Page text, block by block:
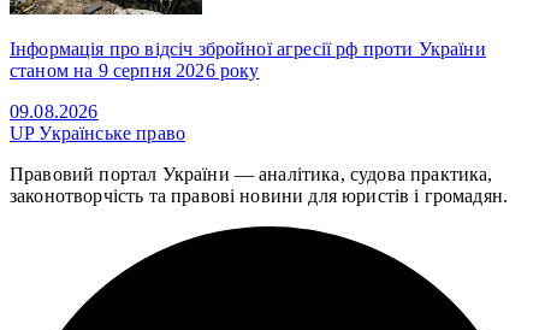
Інформація про відсіч збройної агресії рф проти України
станом на 9 серпня 2026 року
09.08.2026
UPУкраїнське право
Правовий портал України — аналітика, судова практика,
законотворчість та правові новини для юристів і громадян.